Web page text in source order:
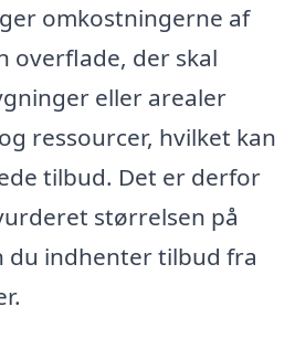
omkostningerne af
overflade, der skal
eller arealer
ressourcer, hvilket kan
tilbud. Det er derfor
størrelsen på
du indhenter tilbud fra